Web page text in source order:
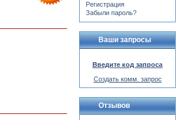
Регистрация
Забыли пароль?
Ваши запросы
Введите код запроса
Создать комм. запрос
Отзывов